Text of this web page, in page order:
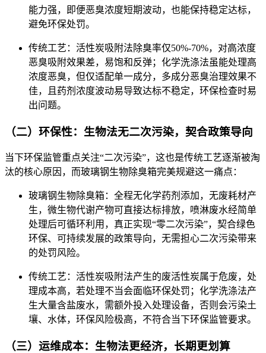
能力强，即便恶臭浓度短期波动，也能保持稳定达标，
避免环保处罚。
传统工艺：活性炭吸附法除臭率仅50%-70%，对高浓度
恶臭吸附效果差，易饱和反弹；化学洗涤法虽能处理高
浓度恶臭，但仅适配单一成分，多成分恶臭治理效果不
佳，且药剂浓度波动易导致达标不稳定，环保检查时易
出问题。
（二）环保性：生物法无二次污染，契合政策导向
当下环保监管重点关注“二次污染”，这也是传统工艺逐渐被淘
汰的核心原因，而玻璃钢生物除臭箱完美规避这一痛点：
玻璃钢生物除臭箱：全程无化学药剂添加，无废耗材产
生，微生物代谢产物可直接达标排放，喷淋废水经简单
处理后可循环利用，真正实现“零二次污染”，契合绿色
环保、可持续发展的政策导向，无需担心二次污染带来
的处罚风险。
传统工艺：活性炭吸附法产生的废活性炭属于危废，处
理成本高，若处理不当会面临环保处罚；化学洗涤法产
生大量含盐废水，需额外投入处理设备，否则会污染土
壤、水体，环保风险极高，不符合当下环保监管要求。
（三）运维成本：生物法更经济，长期更划算